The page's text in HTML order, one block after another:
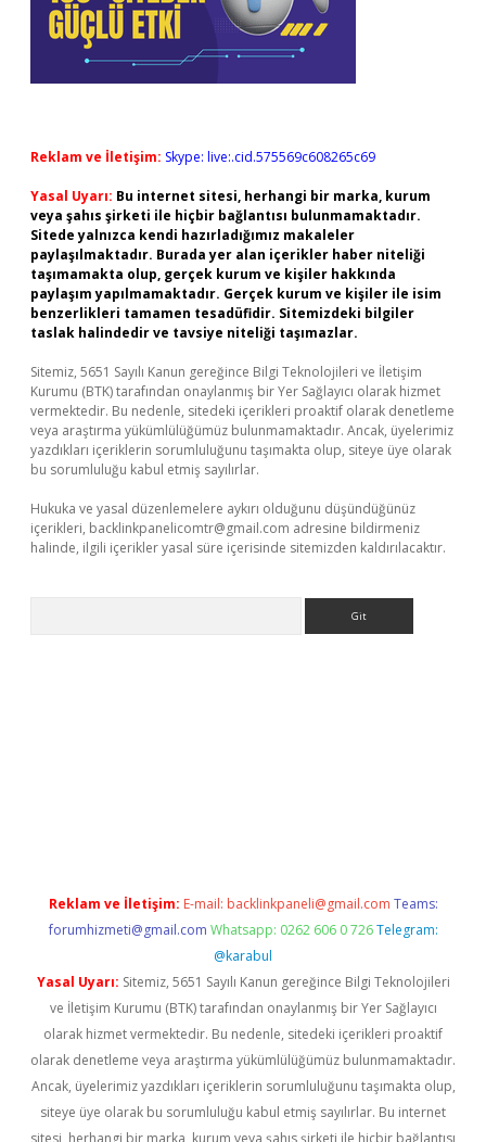
Reklam ve İletişim: Skype: live:.cid.575569c608265c69
Yasal Uyarı: Bu internet sitesi, herhangi bir marka, kurum
veya şahıs şirketi ile hiçbir bağlantısı bulunmamaktadır.
Sitede yalnızca kendi hazırladığımız makaleler
paylaşılmaktadır. Burada yer alan içerikler haber niteliği
taşımamakta olup, gerçek kurum ve kişiler hakkında
paylaşım yapılmamaktadır. Gerçek kurum ve kişiler ile isim
benzerlikleri tamamen tesadüfidir. Sitemizdeki bilgiler
taslak halindedir ve tavsiye niteliği taşımazlar.
Sitemiz, 5651 Sayılı Kanun gereğince Bilgi Teknolojileri ve İletişim
Kurumu (BTK) tarafından onaylanmış bir Yer Sağlayıcı olarak hizmet
vermektedir. Bu nedenle, sitedeki içerikleri proaktif olarak denetleme
veya araştırma yükümlülüğümüz bulunmamaktadır. Ancak, üyelerimiz
yazdıkları içeriklerin sorumluluğunu taşımakta olup, siteye üye olarak
bu sorumluluğu kabul etmiş sayılırlar.
Hukuka ve yasal düzenlemelere aykırı olduğunu düşündüğünüz
içerikleri, backlinkpanelicomtr@gmail.com adresine bildirmeniz
halinde, ilgili içerikler yasal süre içerisinde sitemizden kaldırılacaktır.
Reklam ve İletişim: E-mail: backlinkpaneli@gmail.com Teams:
forumhizmeti@gmail.com Whatsapp: 0262 606 0 726 Telegram:
@karabul
Yasal Uyarı: Sitemiz, 5651 Sayılı Kanun gereğince Bilgi Teknolojileri
ve İletişim Kurumu (BTK) tarafından onaylanmış bir Yer Sağlayıcı
olarak hizmet vermektedir. Bu nedenle, sitedeki içerikleri proaktif
olarak denetleme veya araştırma yükümlülüğümüz bulunmamaktadır.
Ancak, üyelerimiz yazdıkları içeriklerin sorumluluğunu taşımakta olup,
siteye üye olarak bu sorumluluğu kabul etmiş sayılırlar. Bu internet
sitesi, herhangi bir marka, kurum veya şahıs şirketi ile hiçbir bağlantısı